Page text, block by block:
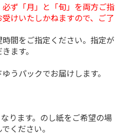
ず「月」と「旬」を両方ご指
けいたしかねますので、ご了
間をご指定ください。指定が
ます。
うパックでお届けします。
ります。のし紙をご希望の場
ください。